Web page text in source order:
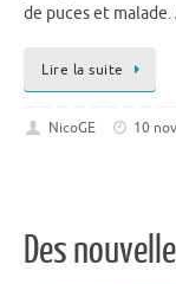
de puces et
Lire la suite
NicoGE 10
Des